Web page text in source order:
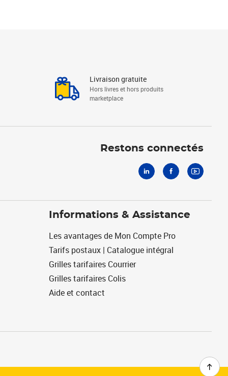
Livraison gratuite
Hors livres et hors produits
marketplace
Restons connectés
Informations & Assistance
Les avantages de Mon Compte Pro
Tarifs postaux | Catalogue intégral
Grilles tarifaires Courrier
Grilles tarifaires Colis
Aide et contact